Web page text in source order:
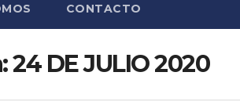
CONTACTO
24 DE JULIO 2020